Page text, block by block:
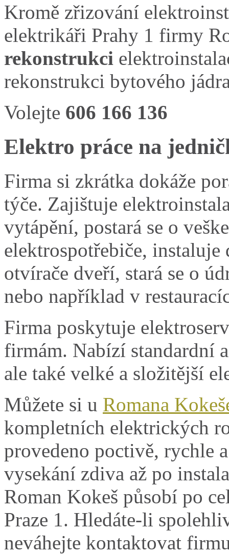
Kromě zřizování
elektrikáři Prahy 1 firmy
rekonstrukci
rekonstrukci bytového
Volejte 606 166 136
Elektro práce na
Firma si zkrátka dokáže
týče. Zajištuje
vytápění, postará se o
elektrospotřebiče,
otvírače dveří, stará se o
nebo například v
Firma poskytuje
firmám. Nabízí standardní
ale také velké a složitější
Můžete si u Romana
kompletních elektrických
provedeno poctivě, rychle
vysekání zdiva až po
Roman Kokeš působí po
Praze 1. Hledáte-li
neváhejte kontaktovat